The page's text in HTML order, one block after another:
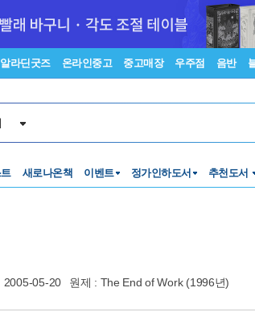
알라딘굿즈 온라인중고 중고매장 우주점 음반
새로나온책 이벤트 정가인하도서 추천도서
2005-05-20 원제 : The End of Work (1996년)